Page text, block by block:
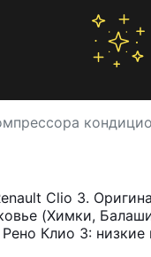
Clio 3.
(Химки,
Клио 3: низкие